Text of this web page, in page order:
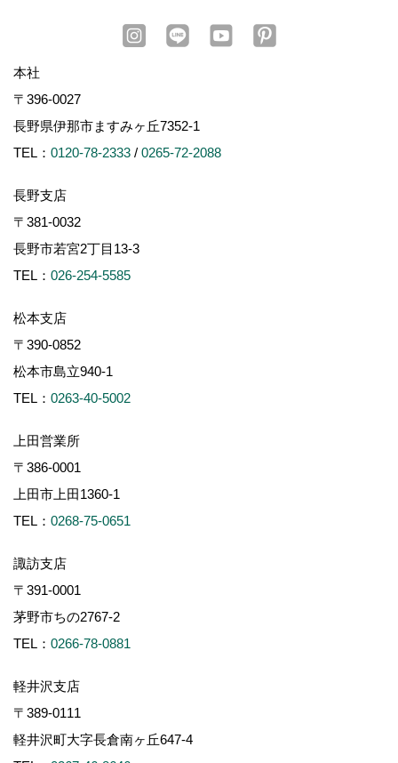
本社
〒396-0027
長野県伊那市ますみヶ丘7352-1
TEL： 0120-78-2333 / 0265-72-2088
長野支店
〒381-0032
長野市若宮2丁目13-3
TEL： 026-254-5585
松本支店
〒390-0852
松本市島立940-1
TEL： 0263-40-5002
上田営業所
〒386-0001
上田市上田1360-1
TEL： 0268-75-0651
諏訪支店
〒391-0001
茅野市ちの2767-2
TEL： 0266-78-0881
軽井沢支店
〒389-0111
軽井沢町大字長倉南ヶ丘647-4